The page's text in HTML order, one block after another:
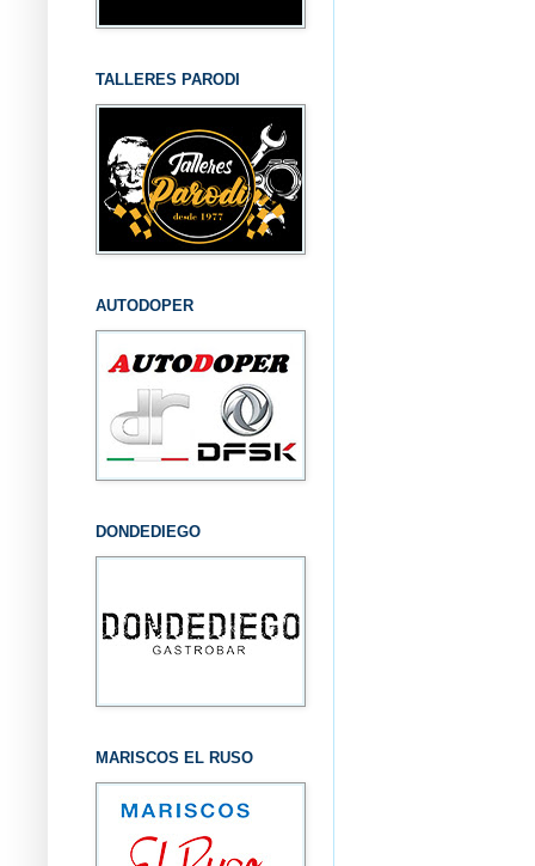
TALLERES PARODI
AUTODOPER
DONDEDIEGO
MARISCOS EL RUSO